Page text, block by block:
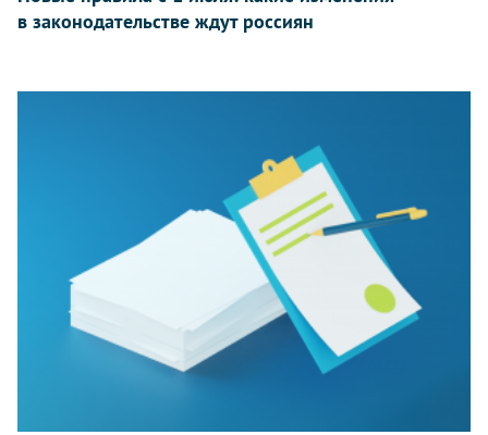
в законодательстве ждут россиян